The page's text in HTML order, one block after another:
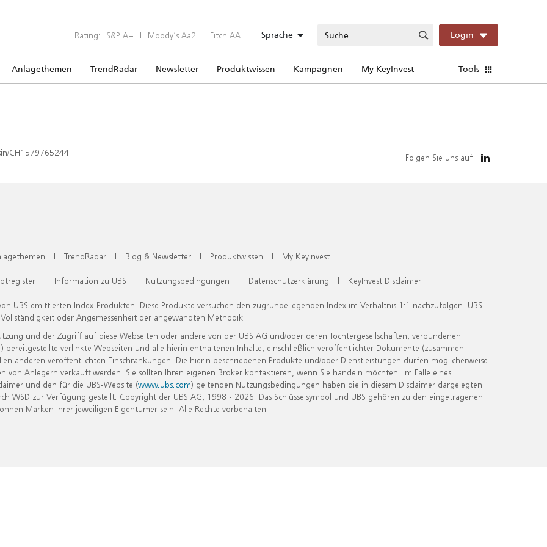
Rating: S&P A+ | Moody’s Aa2 | Fitch AA Sprache Login
Anlagethemen TrendRadar Newsletter Produktwissen Kampagnen My KeyInvest Tools
CH1579765244 Folgen Sie uns auf
| TrendRadar | Blog & Newsletter | Produktwissen | My KeyInvest
| Information zu UBS | Nutzungsbedingungen | Datenschutzerklärung | KeyInvest Disclaimer
UBS emittierten Index-Produkten. Diese Produkte versuchen den zugrundeliegenden Index im Verhältnis 1:1 nachzufolgen. UBS
oder Angemessenheit der angewandten Methodik.
und der Zugriff auf diese Webseiten oder andere von der UBS AG und/oder deren Tochtergesellschaften, verbundenen
verlinkte Webseiten und alle hierin enthaltenen Inhalte, einschließlich veröffentlichter Dokumente (zusammen
anderen veröffentlichten Einschränkungen. Die hierin beschriebenen Produkte und/oder Dienstleistungen dürfen möglicherweise
Anlegern verkauft werden. Sie sollten Ihren eigenen Broker kontaktieren, wenn Sie handeln möchten. Im Falle eines
und den für die UBS-Website (www.ubs.com) geltenden Nutzungsbedingungen haben die in diesem Disclaimer dargelegten
zur Verfügung gestellt. Copyright der UBS AG, 1998 - 2026. Das Schlüsselsymbol und UBS gehören zu den eingetragenen
Marken ihrer jeweiligen Eigentümer sein. Alle Rechte vorbehalten.